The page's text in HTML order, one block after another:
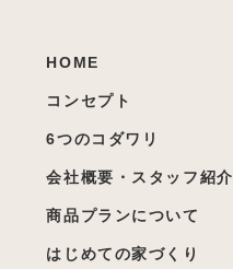
HOME
コンセプト
6つのコダワリ
会社概要・スタッフ紹介
商品プランについて
はじめての家づくり